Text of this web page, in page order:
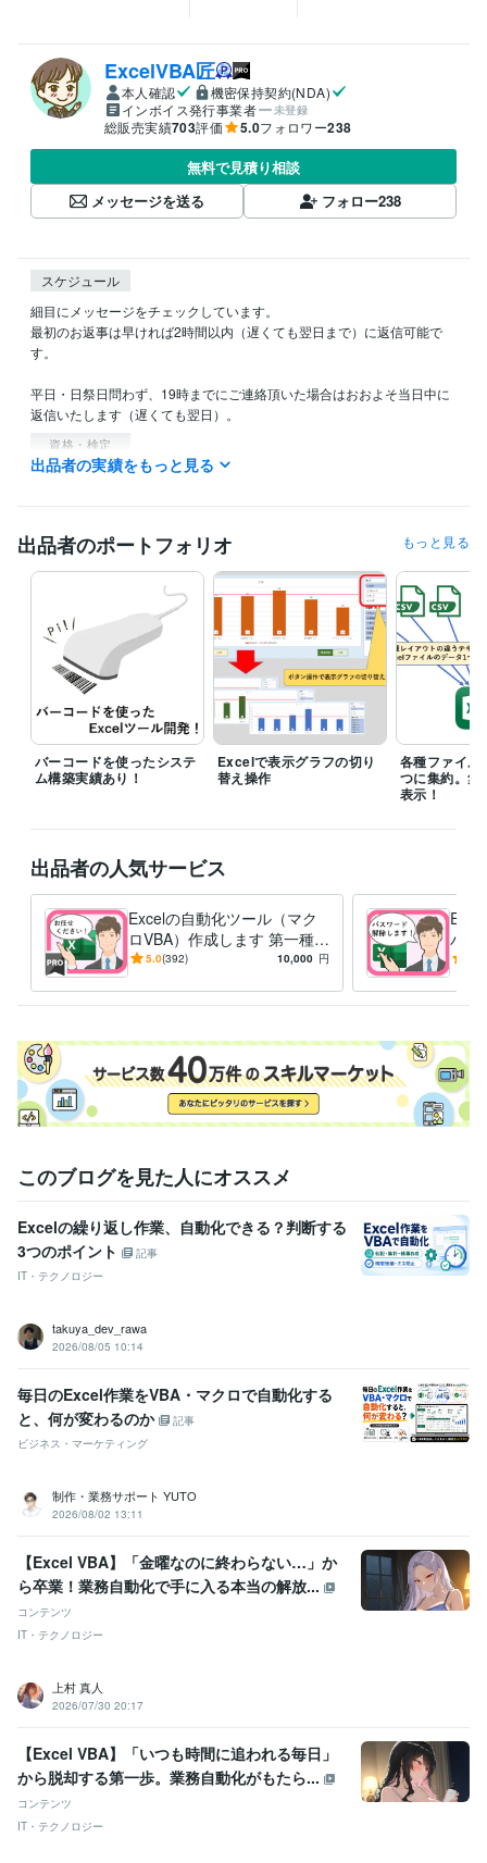
ExcelVBA匠
本人確認
機密保持契約(NDA)
インボイス発行事業者
未登録
総販売実績703評価 5.0フォロワー238
無料で見積り相談
メッセージを送る
フォロー238
スケジュール
細目にメッセージをチェックしています。
最初のお返事は早ければ2時間以内（遅くても翌日まで）に返信可能で
す。
平日・日祭日問わず、19時までにご連絡頂いた場合はおおよそ当日中に
返信いたします（遅くても翌日）。
資格・検定
情報処理技術者（第一種情報処理技術者）
VBA:10年
ビジネス代行・事務代行 Excel作業、マクロ作成請け負います！
Excel VBA
出品者の実績をもっと見る
出品者のポートフォリオ もっと見る
バーコードを使ったシステ
ム構築実績あり！
Excelで表示グラフの切り
替え操作
各種ファイル
つに集約。集
表示！
出品者の人気サービス
Excelの自動化ツール（マク
ロVBA）作成します 第一種情
報処理技術者の国家資格保
中！
5.0(392) 10,000 円
パス
ワー
このブログを見た人にオススメ
Excelの繰り返し作業、自動化できる？判断する
3つのポイント
記事
IT・テクノロジー
takuya_dev_rawa
2026/08/05 10:14
毎日のExcel作業をVBA・マクロで自動化する
と、何が変わるのか
記事
ビジネス・マーケティング
制作・業務サポート YUTO
2026/08/02 13:11
【Excel VBA】「金曜なのに終わらない…」か
ら卒業！業務自動化で手に入る本当の解放...
コンテンツ
IT・テクノロジー
上村 真人
2026/07/30 20:17
【Excel VBA】「いつも時間に追われる毎日」
から脱却する第一歩。業務自動化がもたら...
コンテンツ
IT・テクノロジー